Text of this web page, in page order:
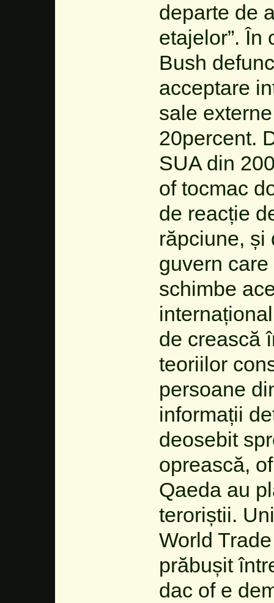
departe de
etajelor”. În
Bush
acceptare
sale
20percent.
SUA din
of tocmac
de reacție
răpciune, și
guvern
schimbe
de crească
teoriilor
persoane
informații
deosebit
oprească,
Qaeda au
teroriștii.
World
prăbușit
dac of e